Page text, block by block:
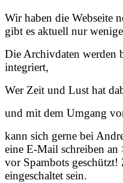
Wir haben die Webseite
gibt es aktuell nur
Die Archivdaten werden
integriert,
Wer Zeit und Lust hat
und mit dem Umgang
kann sich gerne bei
eine E-Mail schreiben an
vor Spambots geschützt!
eingeschaltet sein.